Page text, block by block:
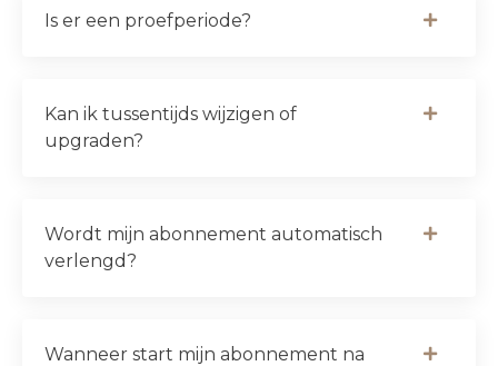
Is er een proefperiode?
Kan ik tussentijds wijzigen of
upgraden?
Wordt mijn abonnement automatisch
verlengd?
Wanneer start mijn abonnement na